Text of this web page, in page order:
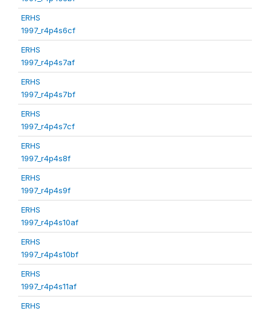
ERHS
1997_r4p4s6cf
ERHS
1997_r4p4s7af
ERHS
1997_r4p4s7bf
ERHS
1997_r4p4s7cf
ERHS
1997_r4p4s8f
ERHS
1997_r4p4s9f
ERHS
1997_r4p4s10af
ERHS
1997_r4p4s10bf
ERHS
1997_r4p4s11af
ERHS